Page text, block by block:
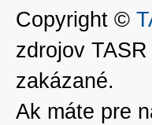
Copyright ©
zdrojov
zakázané.
Ak máte pre